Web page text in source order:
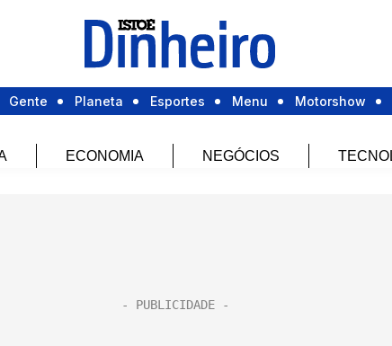
Gente Planeta Esportes Menu Motorshow
ECONOMIA NEGÓCIOS